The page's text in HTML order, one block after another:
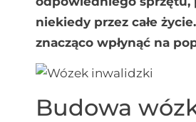
niekiedy przez całe
znacząco wpłynąć na
Budowa